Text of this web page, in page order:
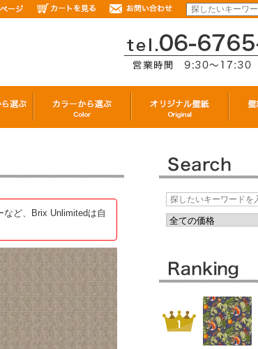
ど、Brix Unlimitedは自